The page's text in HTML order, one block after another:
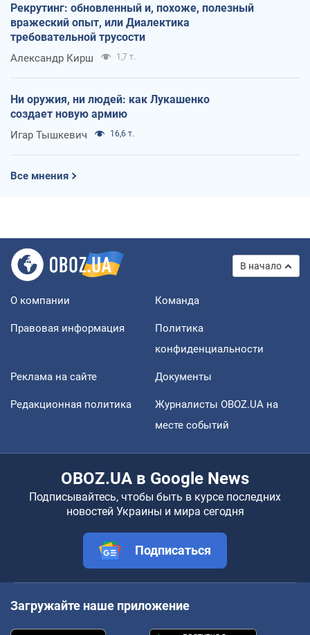
Рекрутинг: обновленный и, похоже, полезный
вражеский опыт, или Диалектика
требовательной трусости
Александр Кирш 1,7 т.
Ни оружия, ни людей: как Лукашенко
создает новую армию
Игар Тышкевич 16,6 т.
Все мнения
В начало
О компании Команда
Правовая информация
Политика
конфиденциальности
Реклама на сайте Документы
Редакционная политика
Журналисты OBOZ.UA на
месте событий
OBOZ.UA в Google News
Подписывайтесь, чтобы быть в курсе последних
новостей Украины и мира сегодня
Подписаться
Загружайте наше приложение